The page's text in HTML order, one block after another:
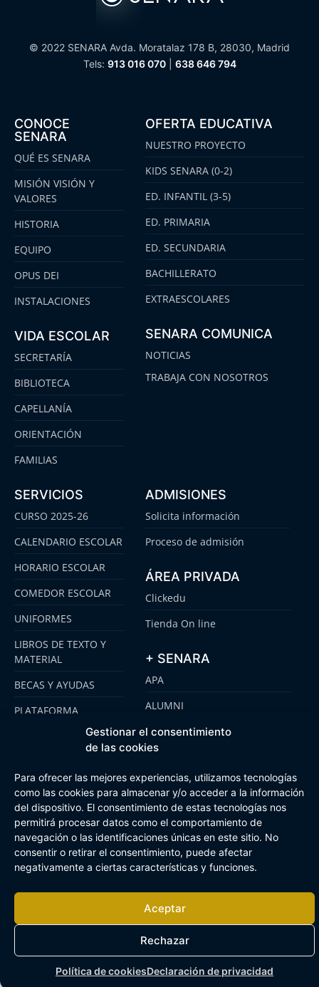
Gestionar el consentimiento
de las cookies
Para ofrecer las mejores experiencias, utilizamos tecnologías
como las cookies para almacenar y/o acceder a la información
del dispositivo. El consentimiento de estas tecnologías nos
permitirá procesar datos como el comportamiento de
navegación o las identificaciones únicas en este sitio. No
consentir o retirar el consentimiento, puede afectar
negativamente a ciertas características y funciones.
Aceptar
Rechazar
Política de cookiesDeclaración de privacidad
© 2022 SENARA Avda. Moratalaz 178 B, 28030, Madrid
Tels: 913 016 070| 638 646 794
CONOCE
SENARA
QUÉ ES SENARA
MISIÓN VISIÓN Y
VALORES
HISTORIA
EQUIPO
OPUS DEI
INSTALACIONES
VIDA ESCOLAR
SECRETARÍA
BIBLIOTECA
CAPELLANÍA
ORIENTACIÓN
FAMILIAS
OFERTA EDUCATIVA
NUESTRO PROYECTO
KIDS SENARA (0-2)
ED. INFANTIL (3-5)
ED. PRIMARIA
ED. SECUNDARIA
BACHILLERATO
EXTRAESCOLARES
SENARA COMUNICA
NOTICIAS
TRABAJA CON NOSOTROS
SERVICIOS
CURSO 2025-26
CALENDARIO ESCOLAR
HORARIO ESCOLAR
COMEDOR ESCOLAR
UNIFORMES
LIBROS DE TEXTO Y
MATERIAL
BECAS Y AYUDAS
PLATAFORMA
EMOOTI COLEGIOS
ADMISIONES
Solicita información
Proceso de admisión
ÁREA PRIVADA
Clickedu
Tienda On line
+ SENARA
APA
ALUMNI
SENARA SENIOR
FUNDACIÓN SENARA
Aviso Legal Política de cookies
Canal de Información Interna
Buzón Plan Regional